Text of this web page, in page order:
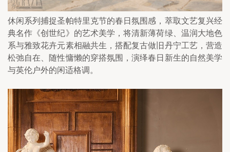
休闲系列捕捉圣帕特里克节的春日氛围感，萃取文艺复兴经
典名作《创世纪》的艺术美学，将清新薄荷绿、温润大地色
系与雅致花卉元素相融共生，搭配复古做旧丹宁工艺，营造
松弛自在、随性慵懒的穿搭氛围，演绎春日新生的自然美学
与英伦户外的闲适格调。